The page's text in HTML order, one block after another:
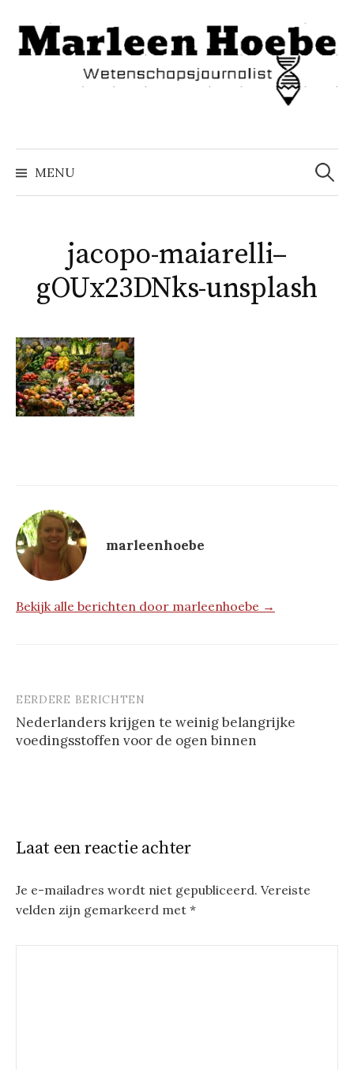
inhoud
springen
MENU
Zoeken
naar:
jacopo-maiarelli–
gOUx23DNks-unsplash
marleenhoebe
Bekijk alle berichten door marleenhoebe →
Berichtnavigatie
EERDERE BERICHTEN
Nederlanders krijgen te weinig belangrijke
voedingsstoffen voor de ogen binnen
Laat een reactie achter
Je e-mailadres wordt niet gepubliceerd. Vereiste
velden zijn gemarkeerd met *